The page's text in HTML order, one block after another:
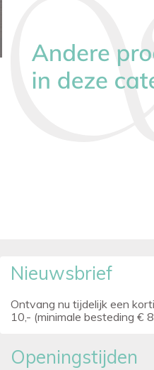
Nieuwsbrief
Ontvang nu tijdelijk een
10,- (minimale besteding €
Openingstijden